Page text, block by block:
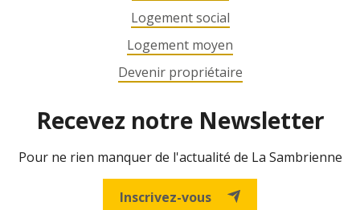
Logement social
Logement moyen
Devenir propriétaire
Recevez notre Newsletter
Pour ne rien manquer de l'actualité de La Sambrienne
Inscrivez-vous